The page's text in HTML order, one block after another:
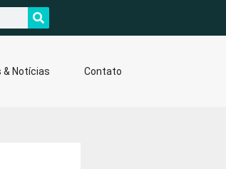
& Notícias Contato